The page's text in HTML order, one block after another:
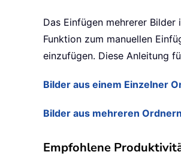
Das Einfügen mehrerer
Funktion zum manuellen
einzufügen. Diese Anleitung
Bilder aus einem Einzelner
Bilder aus mehreren
Empfohlene